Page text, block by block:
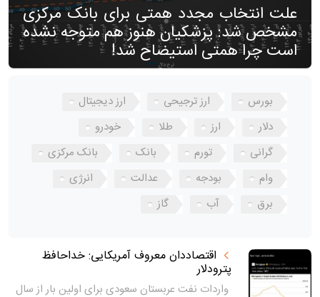
علت انتخاب مجدد همتی برای بانک مرکزی
مشخص شد: پزشکیان هنوز هم متوجه نشده
است چرا همتی استیضاح شد!
بورس ارز ترجیحی
ارز دیجیتال
دلار
ارز طلا
خودرو
گرانی
تورم بانک
بانک مرکزی
وام
بودجه عدالت
انرژی
برق
آب گاز
اقتصاددان معروف آمریکایی: خداحافظ
پترودلار
واردات نفت عربستان سعودی برای اولین بار از سال